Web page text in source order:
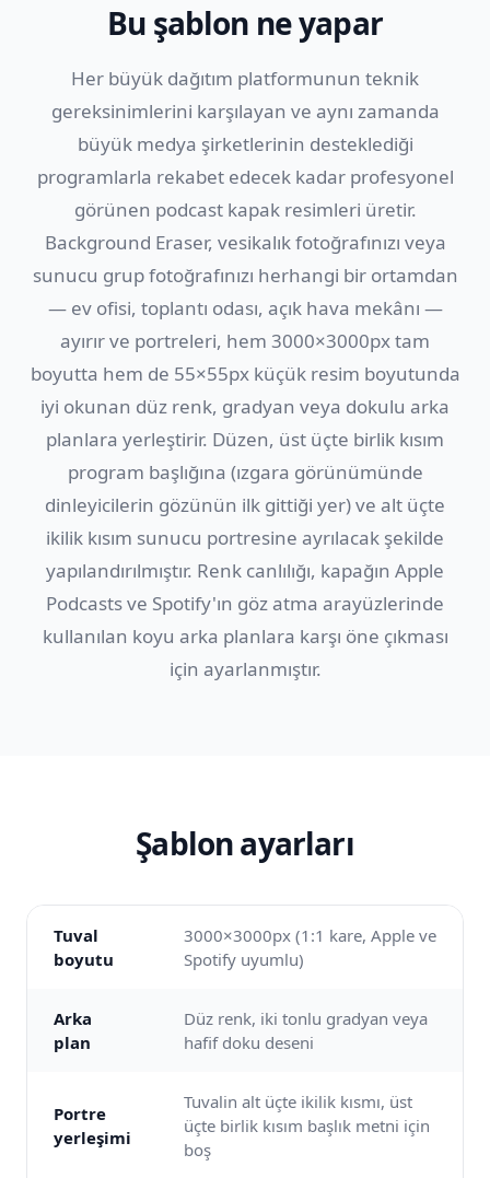
Bu şablon ne yapar
Her büyük dağıtım platformunun teknik
gereksinimlerini karşılayan ve aynı zamanda
büyük medya şirketlerinin desteklediği
programlarla rekabet edecek kadar profesyonel
görünen podcast kapak resimleri üretir.
Background Eraser, vesikalık fotoğrafınızı veya
sunucu grup fotoğrafınızı herhangi bir ortamdan
— ev ofisi, toplantı odası, açık hava mekânı —
ayırır ve portreleri, hem 3000×3000px tam
boyutta hem de 55×55px küçük resim boyutunda
iyi okunan düz renk, gradyan veya dokulu arka
planlara yerleştirir. Düzen, üst üçte birlik kısım
program başlığına (ızgara görünümünde
dinleyicilerin gözünün ilk gittiği yer) ve alt üçte
ikilik kısım sunucu portresine ayrılacak şekilde
yapılandırılmıştır. Renk canlılığı, kapağın Apple
Podcasts ve Spotify'ın göz atma arayüzlerinde
kullanılan koyu arka planlara karşı öne çıkması
için ayarlanmıştır.
Şablon ayarları
Tuval
boyutu
3000×3000px (1:1 kare, Apple ve
Spotify uyumlu)
Arka
plan
Düz renk, iki tonlu gradyan veya
hafif doku deseni
Portre
yerleşimi
Tuvalin alt üçte ikilik kısmı, üst
üçte birlik kısım başlık metni için
boş